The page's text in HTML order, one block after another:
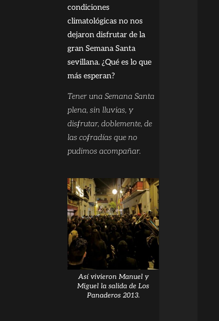
condiciones
climatológicas no nos
dejaron disfrutar de la
gran Semana Santa
sevillana. ¿Qué es lo que
más esperan?
Tener una Semana Santa
plena, sin lluvias, y
disfrutar, doblemente, de
las cofradías que no
pudimos acompañar.
Así vivieron Manuel y
Miguel la salida de Los
Panaderos 2013.